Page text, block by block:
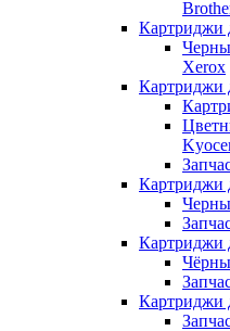
Картриджи
Xerox
Картриджи
Картриджи
Картриджи
Картриджи